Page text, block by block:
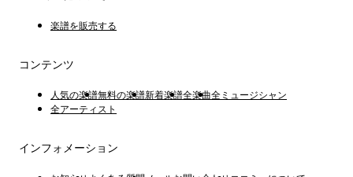
楽譜を販売する
コンテンツ
人気の楽譜無料の楽譜新着楽譜全楽曲全ミュージシャン
全アーティスト
インフォメーション